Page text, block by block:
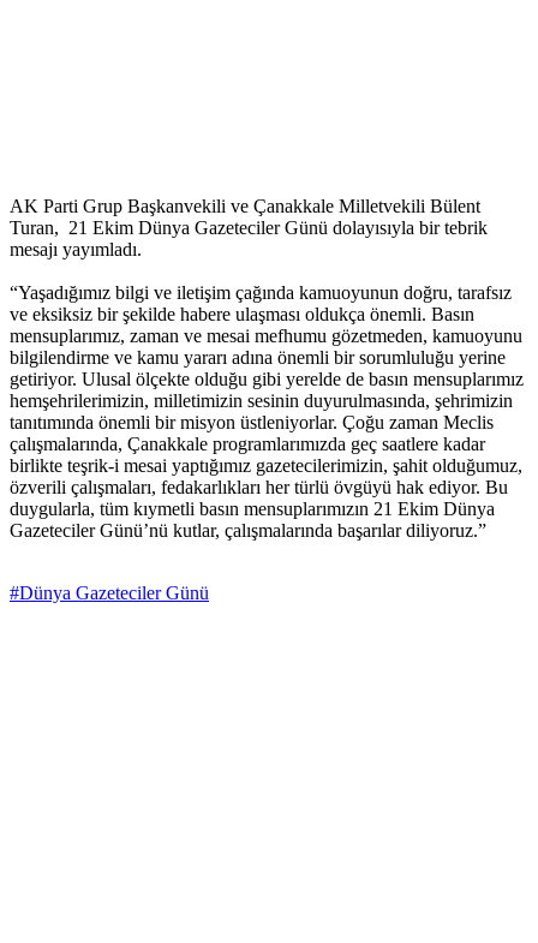
AK Parti Grup Başkanvekili ve Çanakkale Milletvekili Bülent
Turan, 21 Ekim Dünya Gazeteciler Günü dolayısıyla bir tebrik
mesajı yayımladı.
“Yaşadığımız bilgi ve iletişim çağında kamuoyunun doğru, tarafsız
ve eksiksiz bir şekilde habere ulaşması oldukça önemli. Basın
mensuplarımız, zaman ve mesai mefhumu gözetmeden, kamuoyunu
bilgilendirme ve kamu yararı adına önemli bir sorumluluğu yerine
getiriyor. Ulusal ölçekte olduğu gibi yerelde de basın mensuplarımız
hemşehrilerimizin, milletimizin sesinin duyurulmasında, şehrimizin
tanıtımında önemli bir misyon üstleniyorlar. Çoğu zaman Meclis
çalışmalarında, Çanakkale programlarımızda geç saatlere kadar
birlikte teşrik-i mesai yaptığımız gazetecilerimizin, şahit olduğumuz,
özverili çalışmaları, fedakarlıkları her türlü övgüyü hak ediyor. Bu
duygularla, tüm kıymetli basın mensuplarımızın 21 Ekim Dünya
Gazeteciler Günü’nü kutlar, çalışmalarında başarılar diliyoruz.”
#Dünya Gazeteciler Günü